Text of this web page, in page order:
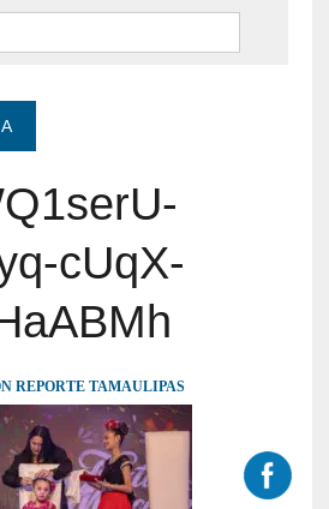
cUqX-
REPORTE TAMAULIPAS